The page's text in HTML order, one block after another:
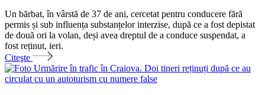
Un bărbat, în vârstă de 37 de ani, cercetat pentru conducere fără
permis și sub influența substanțelor interzise, după ce a fost depistat
de două ori la volan, deși avea dreptul de a conduce suspendat, a
fost reținut, ieri.
Citeşte